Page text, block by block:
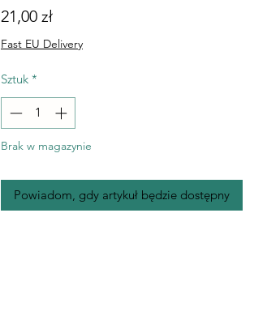
21,00 złCena
Fast EU Delivery
Sztuk *
Brak w magazynie
Powiadom, gdy artykuł będzie dostępny